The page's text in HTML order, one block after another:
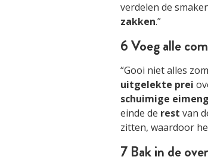
verdelen de
zakken.”
6 Voeg alle
“Gooi niet alles
uitgelekte prei
schuimige
einde de rest van
zitten, waardoor
7 Bak in de